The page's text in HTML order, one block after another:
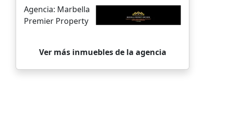
Agencia: Marbella
Premier Property
Ver más inmuebles de la agencia